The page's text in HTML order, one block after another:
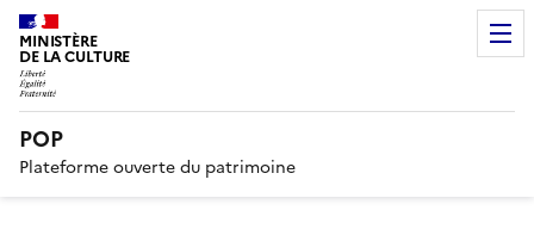
MINISTÈRE
DE LA CULTURE
POP
Plateforme ouverte du patrimoine